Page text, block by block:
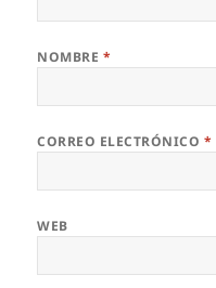
NOMBRE *
CORREO ELECTRÓNICO *
WEB